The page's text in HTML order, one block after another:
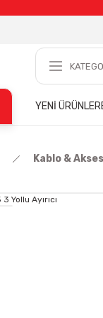
YENİ ÜRÜNLER
Kablo &